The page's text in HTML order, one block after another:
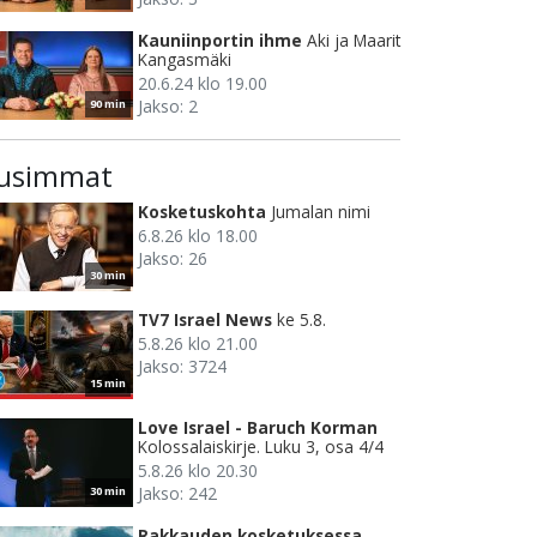
90 min
Kauniinportin ihme Aki ja Maarit
Kangasmäki
20.6.24 klo 19.00
Jakso: 2
30 min
Kosketuskohta Jumalan nimi
6.8.26 klo 18.00
Jakso: 26
15 min
TV7 Israel News ke 5.8.
5.8.26 klo 21.00
Jakso: 3724
30 min
Love Israel - Baruch Korman
Kolossalaiskirje. Luku 3, osa 4/4
5.8.26 klo 20.30
Jakso: 242